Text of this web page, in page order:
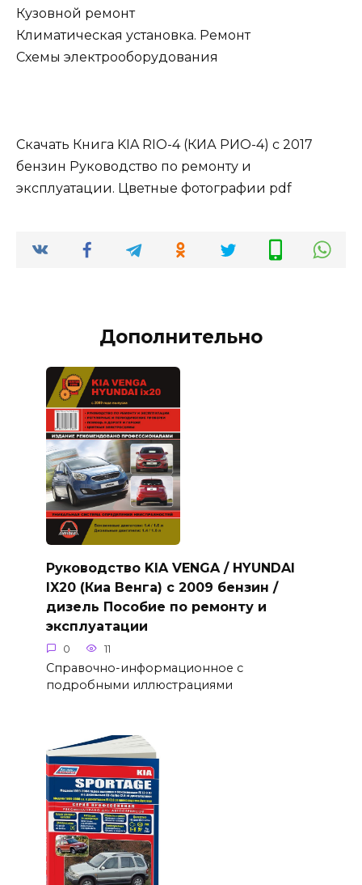
Кузовной ремонт
Климатическая установка. Ремонт
Схемы электрооборудования
Скачать Книга KIA RIO-4 (КИА РИО-4) c 2017
бензин Руководство по ремонту и
эксплуатации. Цветные фотографии pdf
Дополнительно
Руководство KIA VENGA / HYUNDAI
IX20 (Киа Венга) с 2009 бензин /
дизель Пособие по ремонту и
эксплуатации
0 11
Справочно-информационное с
подробными иллюстрациями